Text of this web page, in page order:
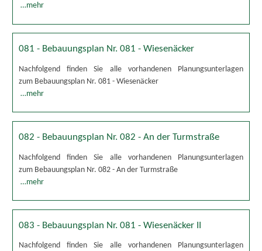
…mehr
081 - Bebauungsplan Nr. 081 - Wiesenäcker
Nachfolgend finden Sie alle vorhandenen Planungsunterlagen
zum Bebauungsplan Nr. 081 - Wiesenäcker
…mehr
082 - Bebauungsplan Nr. 082 - An der Turmstraße
Nachfolgend finden Sie alle vorhandenen Planungsunterlagen
zum Bebauungsplan Nr. 082 - An der Turmstraße
…mehr
083 - Bebauungsplan Nr. 081 - Wiesenäcker II
Nachfolgend finden Sie alle vorhandenen Planungsunterlagen